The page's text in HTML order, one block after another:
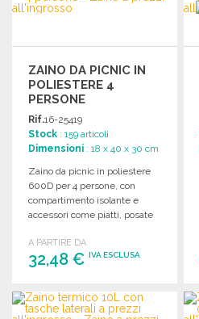
Richiedi un preventivo
ZAINO DA PICNIC IN
POLIESTERE 4
PERSONE
Rif.16-25419
Stock : 159 articoli
Dimensioni : 18 x 40 x 30 cm
Zaino da picnic in poliestere
600D per 4 persone, con
compartimento isolante e
accessori come piatti, posate
A PARTIRE DA
32,48 € IVA ESCLUSA
ORDINARE